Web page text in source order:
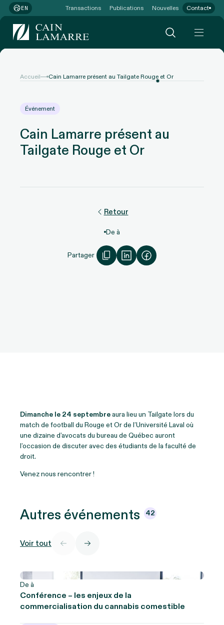
EN Transactions Publications Nouvelles Contact
Accueil Cain Lamarre présent au Tailgate Rouge et Or
Événement
Cain Lamarre présent au
Tailgate Rouge et Or
Retour
De à
Partager
Dimanche le 24 septembreaura lieu un Tailgate lors du
match de football du Rouge et Or de l’Université Laval où
une dizaine d’avocats du bureau de Québec auront
l’occasion de discuter avec des étudiants de la faculté de
droit.
Venez nous rencontrer !
Autres événements 42
Voir tout
De à
Conférence – les enjeux de la
commercialisation du cannabis comestible